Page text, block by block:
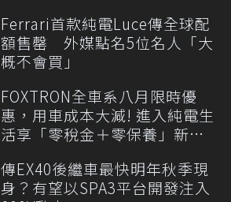
Ferrari首款純電Luce傳全球配
額售罄 外媒點名5位名人「大
概不會買」
FOXTRON全車系八月限時優
惠，用車成本大減! 進入純電生
活享「零稅金＋零保養」新時
傳EX40後繼車最快明年秋季現
身？有望以SPA3平台開發注入